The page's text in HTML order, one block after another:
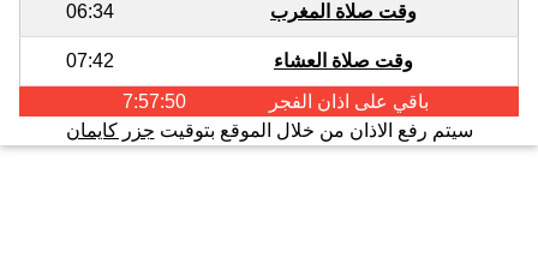
وقت صلاة المغرب 06:34
وقت صلاة العشاء
07:42
باقي على اذان الفجر
7:57:50
سيتم رفع الاذان من خلال الموقع بتوقيت جزر كايمان